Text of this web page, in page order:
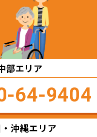
部エリア
64-9404
沖縄エリア